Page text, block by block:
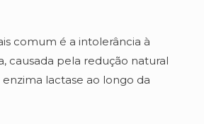
comum é a intolerância à
causada pela redução natural
lactase ao longo da